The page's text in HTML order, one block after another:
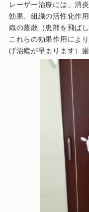
レーザー治療には、消
効果、組織の活性化作
織の蒸散（患部を飛ば
これらの効果作用によ
げ治癒が早まります）